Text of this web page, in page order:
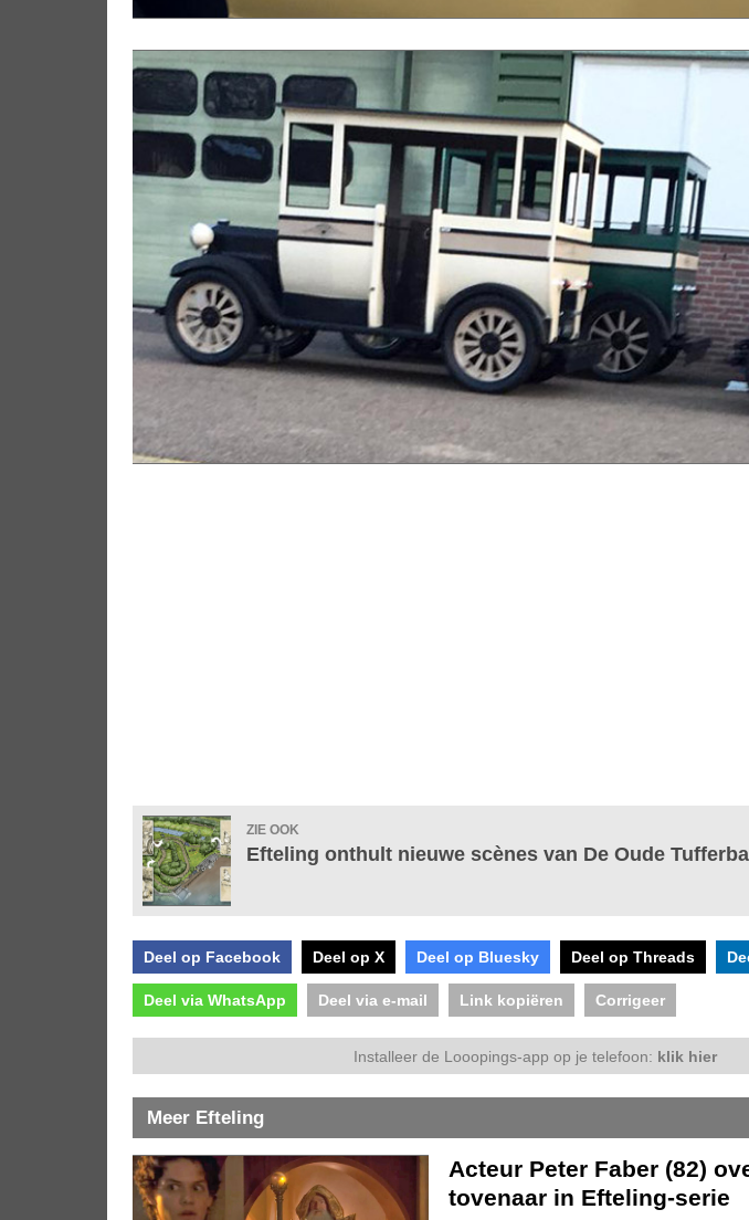
ZIE OOK
Efteling onthult nieuwe scènes van De Oude
Deel op Facebook Deel op X Deel op Bluesky Deel op Threads
Deel via WhatsApp Deel via e-mail Link kopiëren Corrigeer
Installeer de Looopings-app op je telefoon: klik hier
Meer Efteling
Acteur Peter Faber (82)
tovenaar in Efteling-serie